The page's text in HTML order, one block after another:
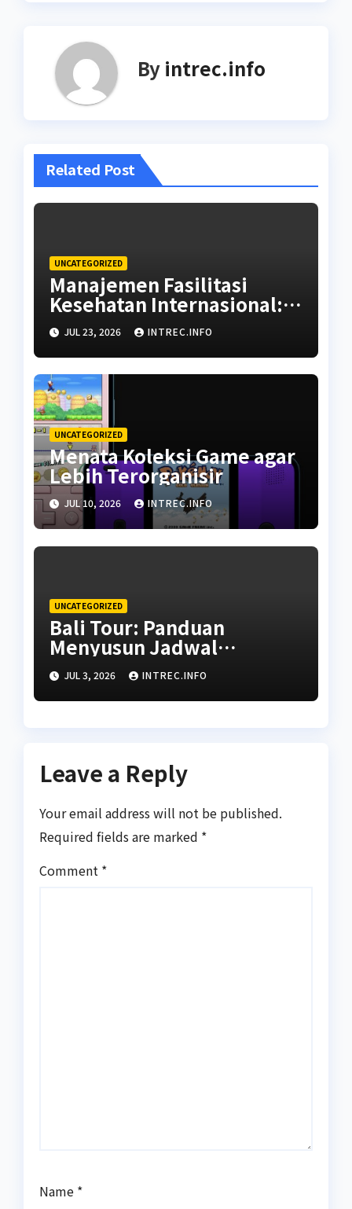
By intrec.info
Related Post
UNCATEGORIZED
Manajemen Fasilitasi
Kesehatan Internasional:
Panduan Memilih Rujukan
Rumah Sakit dan Dokter
Ahli
JUL 23, 2026 INTREC.INFO
UNCATEGORIZED
Menata Koleksi Game agar
Lebih Terorganisir
JUL 10, 2026 INTREC.INFO
UNCATEGORIZED
Bali Tour: Panduan
Menyusun Jadwal
Perjalanan Kustom untuk
Liburan Keluarga Bebas
Repot
JUL 3, 2026 INTREC.INFO
Leave a Reply
Your email address will not be published.
Required fields are marked *
Comment *
Name *